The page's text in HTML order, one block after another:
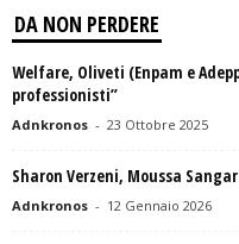
DA NON PERDERE
Welfare, Oliveti (Enpam e
professionisti”
Adnkronos - 23 Ottobre 2025
Sharon Verzeni, Moussa
Adnkronos - 12 Gennaio 2026